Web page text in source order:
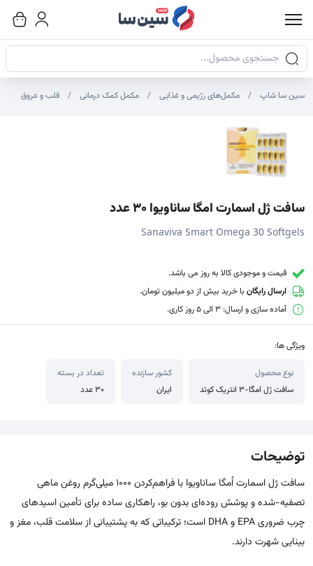
جستجوی محصولات
سین سا شاپ مکمل‌های رژیمی و غذایی مکمل کمک درمانی قلب و عروق
سافت ژل اسمارت امگا ساناویوا 30 عدد
Sanaviva Smart Omega 30 Softgels
قیمت و موجودی کالا به روز می باشد.
ارسال رایگان با خرید بیش از دو میلیون تومان.
آماده سازی و ارسال: 3 الی 5 روز کاری.
ویژگی ها:
نوع محصول
سافت ژل امگا-۳ انتریک کوتد
کشور سازنده
ایران
تعداد در بسته
۳۰ عدد
توضیحات
سافت ژل اسمارت اُمگا ساناویوا با فراهم‌کردن ۱۰۰۰ میلی‌گرم روغن ماهی
تصفیه-شده و پوشش روده‌ای بدون بو، راهکاری ساده برای تأمین اسیدهای
چرب ضروری EPA و DHA است؛ ترکیباتی که به پشتیبانی از سلامت قلب، مغز و
بینایی شهرت دارند.